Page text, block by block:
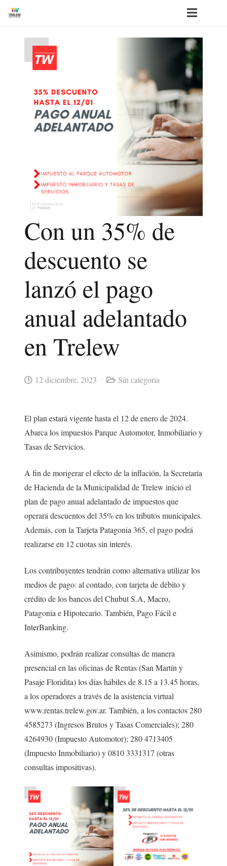
Con un 35% de
descuento se
lanzó el pago
anual adelantado
en Trelew
12 diciembre, 2023 Sin categoría
El plan estará vigente hasta el 12 de enero de 2024.
Abarca los impuestos Parque Automotor, Inmobiliario y
Tasas de Servicios.
A fin de morigerar el efecto de la inflación, la Secretaría
de Hacienda de la Municipalidad de Trelew inició el
plan de pago anual adelantado de impuestos que
operará descuentos del 35% en los tributos municipales.
Además, con la Tarjeta Patagonia 365, el pago podrá
realizarse en 12 cuotas sin interés.
Los contribuyentes tendrán como alternativa utilizar los
medios de pago: al contado, con tarjeta de débito y
crédito de los bancos del Chubut S.A, Macro,
Patagonia e Hipotecario. También, Pago Fácil e
InterBanking.
Asimismo, podrán realizar consultas de manera
presencial en las oficinas de Rentas (San Martín y
Pasaje Floridita) los días hábiles de 8.15 a 13.45 horas,
a los operadores a través de la asistencia virtual
www.rentas.trelew.gov.ar. También, a los contactos 280
4585273 (Ingresos Brutos y Tasas Comerciales); 280
4264930 (Impuesto Automotor); 280 4713405
(Impuesto Inmobiliario) y 0810 3331317 (otras
consultas impositivas).